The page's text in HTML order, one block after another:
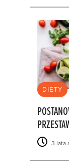
DIETY
3 lata